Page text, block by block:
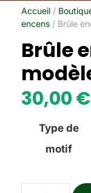
Accueil /
encens / Brûle
Brûle
30,00€
Type de
motif